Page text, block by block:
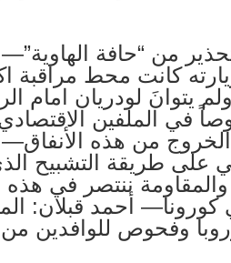
من “حافة
كانت محط
يتوانَ لودريان امام
في الملفين الاقتصادي
من هذه
على طريقة التشبيح
والمقاومة ننتصر في
أحمد قبلان:
وفحوص للوافدين